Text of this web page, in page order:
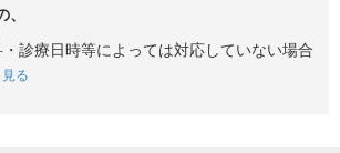
、
・診療日時等によっては対応していない場合
る